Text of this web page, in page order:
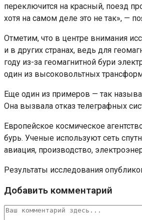
переключится на красный, поезд
хотя на самом деле это не так», —
Отметим, что в центре внимания
и в других странах, ведь для
году из-за геомагнитной бури
один из высоковольтных
Еще один из примеров — так
Она вызвала отказ телеграфных
Европейское космическое
бурь. Ученые используют сеть
авиация, производство,
Результаты исследования
Добавить комментарий
Комментарий